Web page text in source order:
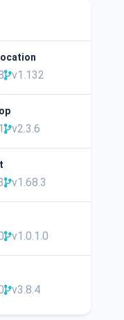
v1.132
v2.3.6
v1.68.3
v1.0.1.0
v3.8.4